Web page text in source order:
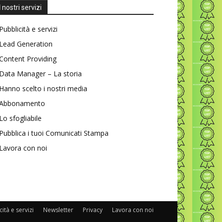
I nostri servizi
Pubblicità e servizi
Lead Generation
Providing
Data Manager – La storia
Hanno scelto i nostri media
Lo sfogliabile
Pubblica i tuoi Comunicati Stampa
Lavora con noi
e servizi Newsletter Privacy Lavora con noi